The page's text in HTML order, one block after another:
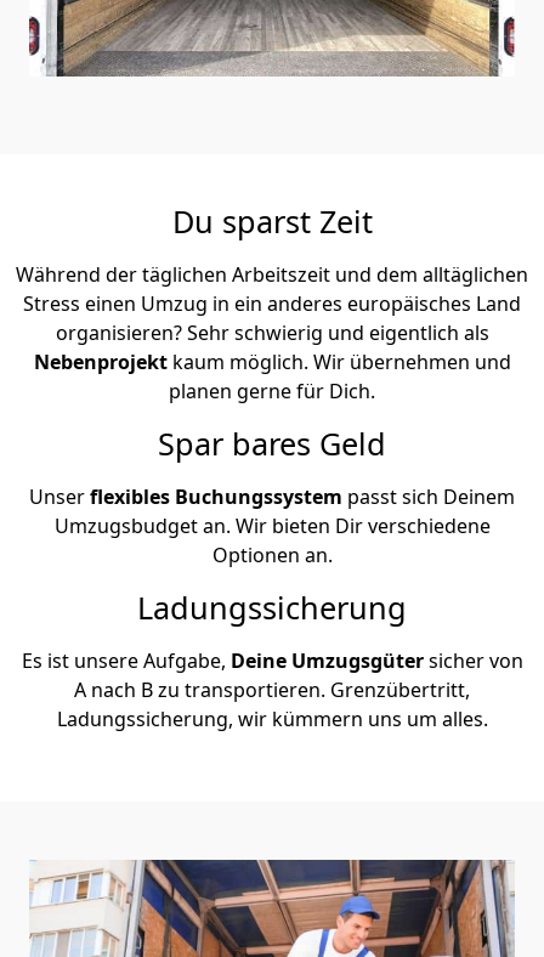
Du sparst Zeit
Während der täglichen Arbeitszeit und dem alltäglichen
Stress einen Umzug in ein anderes europäisches Land
organisieren? Sehr schwierig und eigentlich als
Nebenprojekt kaum möglich. Wir übernehmen und
planen gerne für Dich.
Spar bares Geld
Unserflexibles Buchungssystem passt sich Deinem
Umzugsbudget an. Wir bieten Dir verschiedene
Optionen an.
Ladungssicherung
Es ist unsere Aufgabe, Deine Umzugsgütersicher von
A nach B zu transportieren. Grenzübertritt,
Ladungssicherung, wir kümmern uns um alles.